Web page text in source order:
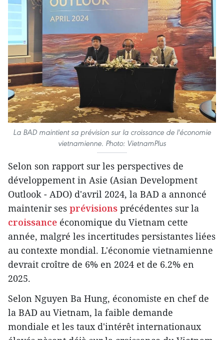
La BAD maintient sa prévision sur la croissance de l'économie
vietnamienne. Photo: VietnamPlus
Selon son rapport sur les perspectives de
développement in Asie (Asian Development
Outlook - ADO) d'avril 2024, la BAD a annoncé
maintenir ses prévisions précédentes sur la
croissance économique du Vietnam cette
année, malgré les incertitudes persistantes liées
au contexte mondial. L'économie vietnamienne
devrait croître de 6% en 2024 et de 6.2% en
2025.
Selon Nguyen Ba Hung, économiste en chef de
la BAD au Vietnam, la faible demande
mondiale et les taux d'intérêt internationaux